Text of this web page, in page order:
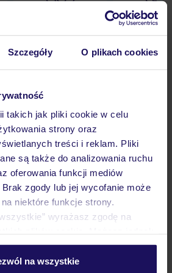
Szczegóły O plikach cookies
takich jak pliki cookie w celu
strony oraz
treści i reklam. Pliki
są także do analizowania ruchu
oferowania funkcji mediów
zgody lub jej wycofanie może
niektóre funkcje strony.
wyrażasz zgodę na
wybór wchodząc w zakładkę
na wszystkie
30 lat w